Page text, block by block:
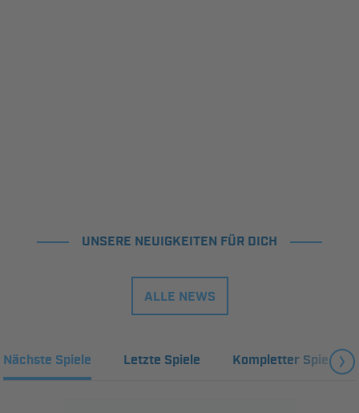
UNSERE NEUIGKEITEN FÜR DICH
ALLE NEWS
Nächste Spiele Letzte Spiele Kompletter Spielplan